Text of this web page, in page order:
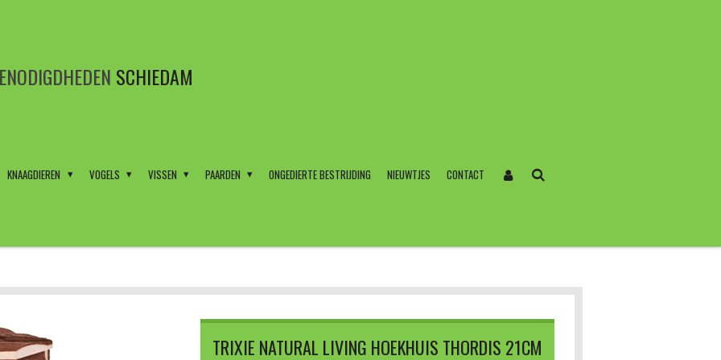
SCHIEDAM
KNAAGDIEREN VOGELS VISSEN PAARDEN ONGEDIERTE BESTRIJDING NIEUWTJES CONTACT
TRIXIE NATURAL LIVING HOEKHUIS THORDIS 21CM